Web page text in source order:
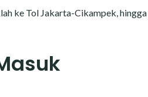
ke Tol Jakarta-Cikampek, hingga